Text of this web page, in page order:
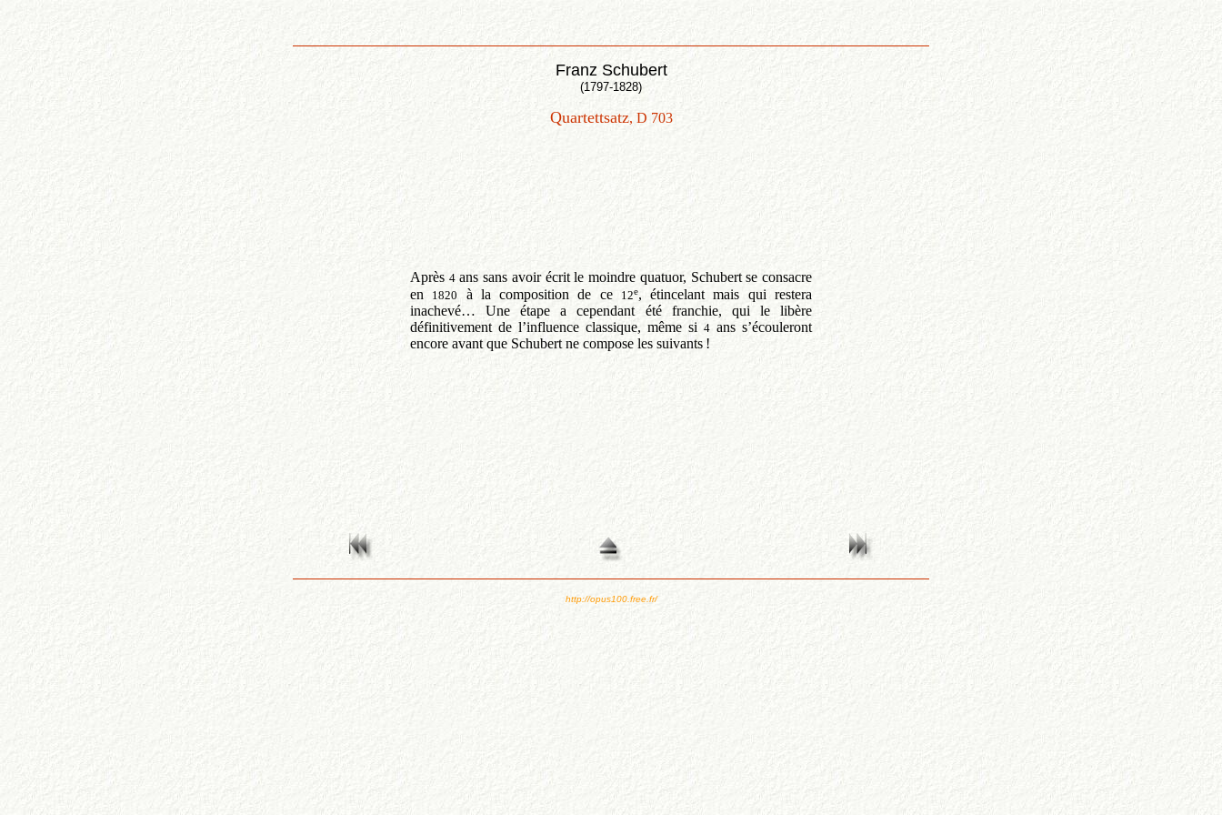
Franz Schubert
(1797-1828)
Quartettsatz, D 703
Après 4ans sans avoir écrit le moindre quatuor, Schubert se consacre
en
1820 à la composition de ce 12e, étincelant mais qui restera
inachevé… Une étape a cependant été franchie, qui le libère
définitivement de l’influence classique, même si 4 ans s’écouleront
encore avant que Schubert ne compose les suivants !
http://opus100.free.fr/